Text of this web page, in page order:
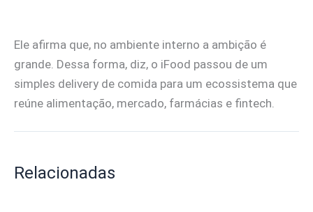
Ele afirma que, no ambiente interno a ambição é
grande. Dessa forma, diz, o iFood passou de um
simples delivery de comida para um ecossistema que
reúne alimentação, mercado, farmácias e fintech.
Relacionadas